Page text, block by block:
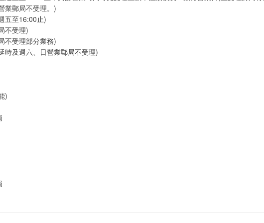
業郵局不受理。)
五至16:00止)
不受理)
不受理部分業務)
時及週六、日營業郵局不受理)
)